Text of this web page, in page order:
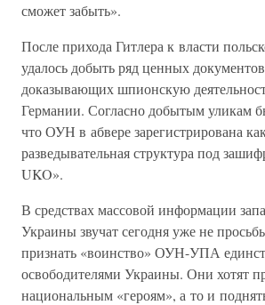
сможет забыть».
После прихода Гитлера к власти
удалось добыть ряд ценных
доказывающих шпионскую
Германии. Согласно добытым уликам
что ОУН в абвере зарегистрирована
разведывательная структура под
UKO».
В средствах массовой информации
Украины звучат сегодня уже не
признать «воинство» ОУН-УПА
освободителями Украины. Они хотят
национальным «героям», а то и